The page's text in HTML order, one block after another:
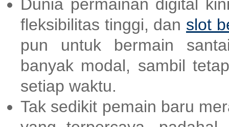
Dunia permainan digital
fleksibilitas tinggi, dan slot
pun untuk bermain
banyak modal, sambil
setiap waktu.
Tak sedikit pemain baru